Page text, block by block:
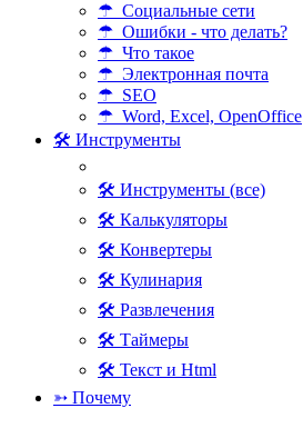
☂ Социальные сети
☂ Ошибки - что делать?
☂ Что такое
☂ Электронная почта
☂ SEO
☂ Word, Excel, OpenOffice
🛠 Инструменты
🛠 Инструменты (все)
🛠 Калькуляторы
🛠 Конвертеры
🛠 Кулинария
🛠 Развлечения
🛠 Таймеры
🛠 Текст и Html
➳ Почему